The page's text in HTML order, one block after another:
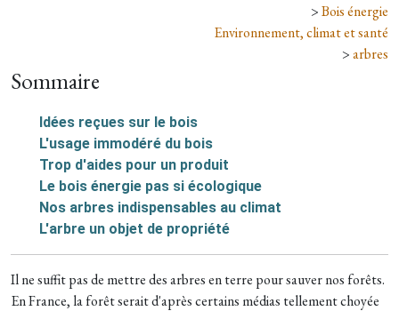
>Bois énergie
Environnement, climat et santé
>arbres
Sommaire
Idées reçues sur le bois
L'usage immodéré du bois
Trop d'aides pour un produit
Le bois énergie pas si écologique
Nos arbres indispensables au climat
L'arbre un objet de propriété
Il ne suffit pas de mettre des arbres en terre pour sauver nos forêts.
En France, la forêt serait d'après certains médias tellement choyée